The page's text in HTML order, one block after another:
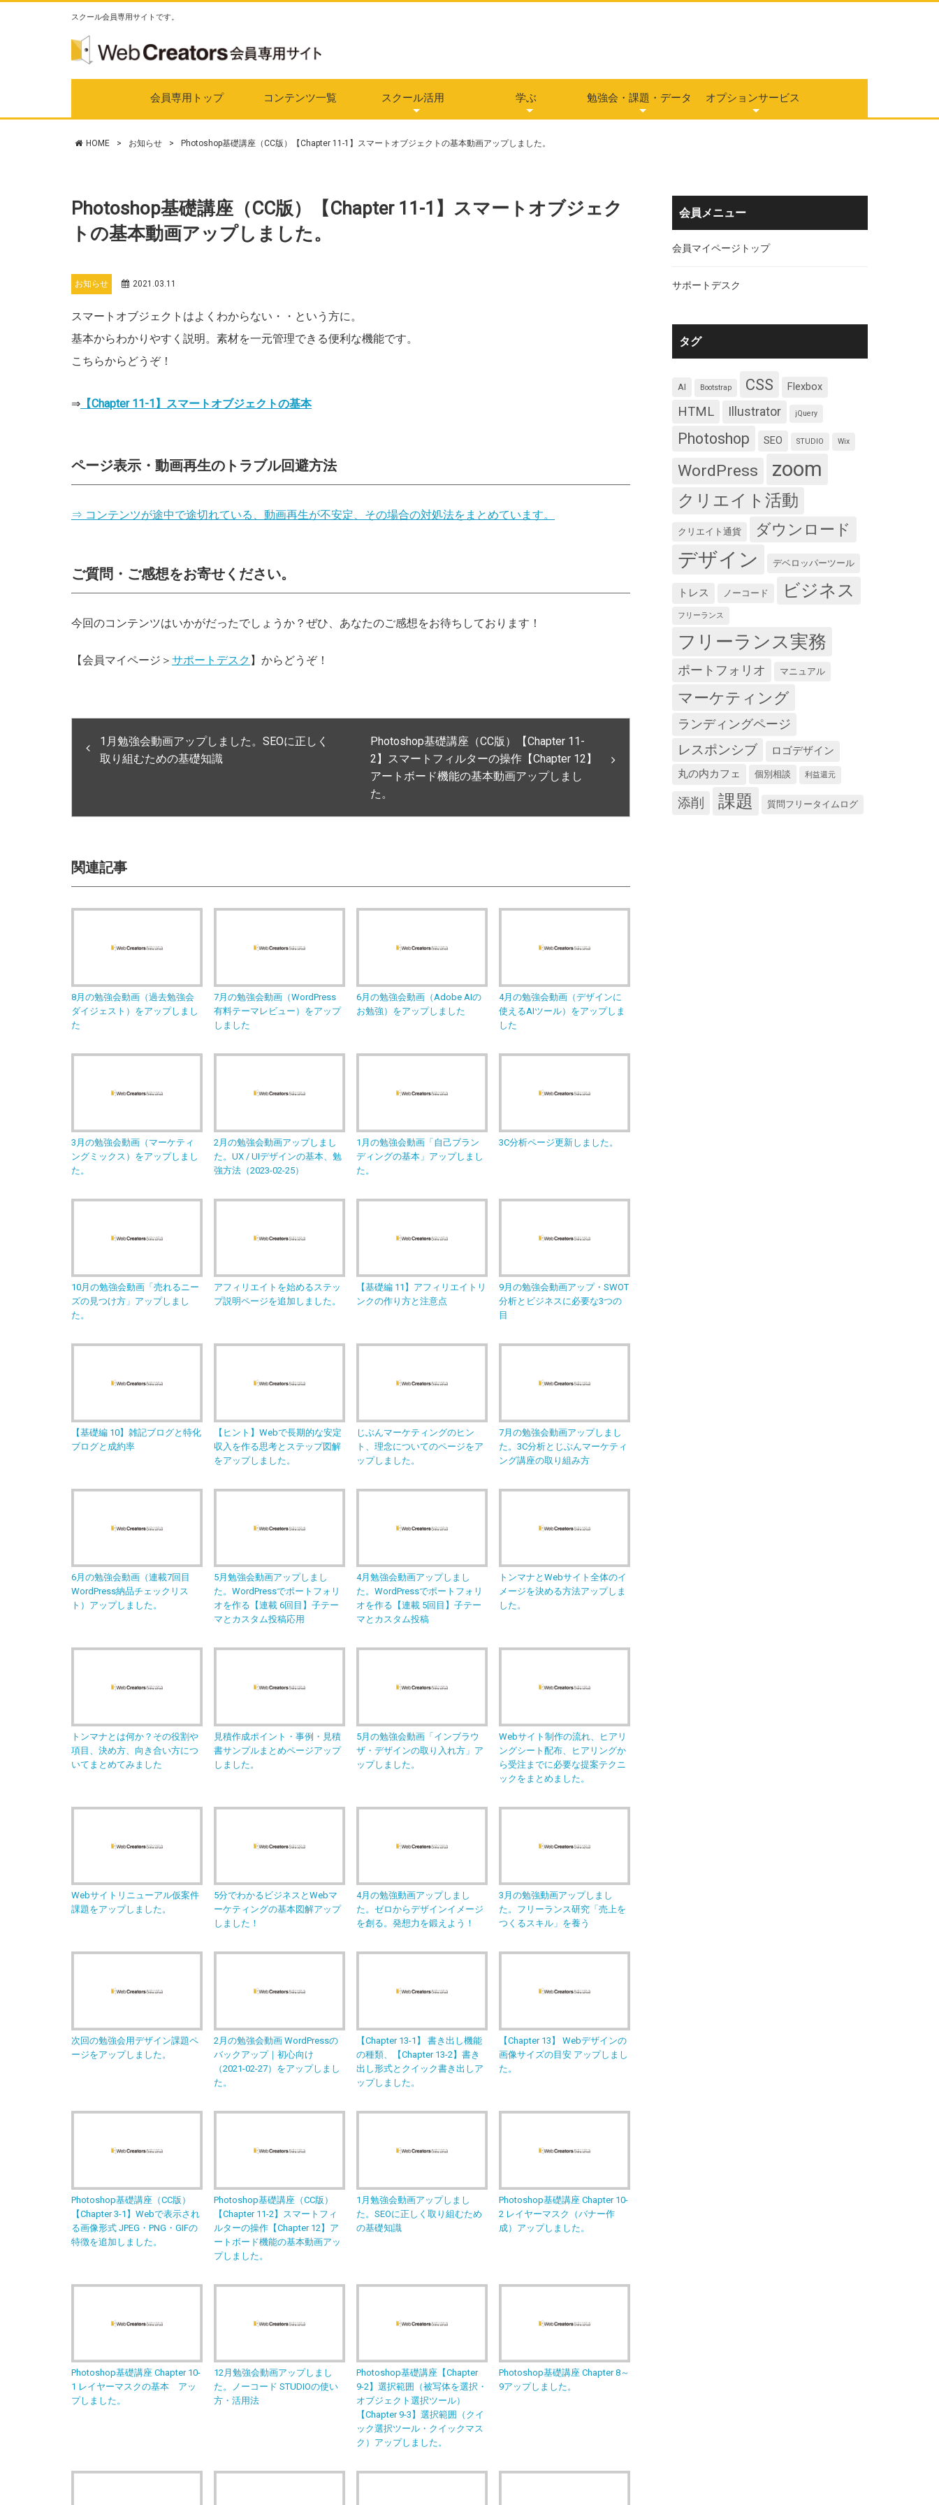
スクール会員専用サイトです。
会員専用トップ コンテンツ一覧 スクール活用
学長通信バックナンバー
学ぶ
じぶんマーケティング講座
アフィリエイト講座
Webマーケティング講座
Webサイト制作全般
Photoshop基礎講座（CC版）
HTML・CSS講座（入門編）
HTML・CSS講座（中級編）
Webデザイン講座（CS6版）
レスポンシブWebデザイン講座
WordPress講座（オリジナルテーマ編）
ノンデザイナー プロなみコース
勉強会・課題・データ オプションサービス
HOME > お知らせ > Photoshop基礎講座（CC版）【Chapter 11-1】スマートオブジェクトの基本動画アップしました。
Photoshop基礎講座（CC版）【Chapter 11-1】スマートオブジェク
トの基本動画アップしました。
お知らせ 2021.03.11
スマートオブジェクトはよくわからない・・という方に。
基本からわかりやすく説明。素材を一元管理できる便利な機能です。
こちらからどうぞ！
⇒ 【Chapter 11-1】スマートオブジェクトの基本
ページ表示・動画再生のトラブル回避方法
⇒ コンテンツが途中で途切れている、動画再生が不安定、その場合の対処法をまとめています。
ご質問・ご感想をお寄せください。
今回のコンテンツはいかがだったでしょうか？ぜひ、あなたのご感想をお待ちしております！
【会員マイページ＞ サポートデスク 】からどうぞ！
1月勉強会動画アップしました。SEOに正しく
取り組むための基礎知識
Photoshop基礎講座（CC版）【Chapter 11-
2】スマートフィルターの操作【Chapter 12】
アートボード機能の基本動画アップしまし
た。
関連記事
8月の勉強会動画（過去勉強会
ダイジェスト）をアップしまし
た
7月の勉強会動画（WordPress
有料テーマレビュー）をアップ
しました
6月の勉強会動画（Adobe AIの
お勉強）をアップしました
4月の勉強会動画（デザインに
使えるAIツール）をアップしま
した
3月の勉強会動画（マーケティ
ングミックス）をアップしまし
た。
2月の勉強会動画アップしまし
た。UX / UIデザインの基本、勉
強方法（2023-02-25）
1月の勉強会動画「自己ブラン
ディングの基本」アップしまし
た。
3C分析ページ更新しました。
10月の勉強会動画「売れるニー
ズの見つけ方」アップしまし
た。
アフィリエイトを始めるステッ
プ説明ページを追加しました。
【基礎編 11】アフィリエイトリ
ンクの作り方と注意点
9月の勉強会動画アップ・SWOT
分析とビジネスに必要な3つの
目
【基礎編 10】雑記ブログと特化
ブログと成約率
【ヒント】Webで長期的な安定
収入を作る思考とステップ図解
をアップしました。
じぶんマーケティングのヒン
ト、理念についてのページをア
ップしました。
7月の勉強会動画アップしまし
た。3C分析とじぶんマーケティ
ング講座の取り組み方
6月の勉強会動画（連載7回目
WordPress納品チェックリス
ト）アップしました。
5月勉強会動画アップしまし
た。WordPressでポートフォリ
オを作る【連載 6回目】子テー
マとカスタム投稿応用
4月勉強会動画アップしまし
た。WordPressでポートフォリ
オを作る【連載 5回目】子テー
マとカスタム投稿
トンマナとWebサイト全体のイ
メージを決める方法アップしま
した。
トンマナとは何か？その役割や
項目、決め方、向き合い方につ
いてまとめてみました
見積作成ポイント・事例・見積
書サンプルまとめページアップ
しました。
5月の勉強会動画「インブラウ
ザ・デザインの取り入れ方」ア
ップしました。
Webサイト制作の流れ、ヒアリ
ングシート配布、ヒアリングか
ら受注までに必要な提案テクニ
ックをまとめました。
Webサイトリニューアル仮案件
課題をアップしました。
5分でわかるビジネスとWebマ
ーケティングの基本図解アップ
しました！
4月の勉強動画アップしまし
た。ゼロからデザインイメージ
を創る。発想力を鍛えよう！
3月の勉強動画アップしまし
た。フリーランス研究「売上を
つくるスキル」を養う
次回の勉強会用デザイン課題ペ
ージをアップしました。
2月の勉強会動画 WordPressの
バックアップ｜初心向け
（2021-02-27）をアップしまし
た。
【Chapter 13-1】 書き出し機能
の種類、【Chapter 13-2】書き
出し形式とクイック書き出しア
ップしました。
【Chapter 13】 Webデザインの
画像サイズの目安 アップしまし
た。
Photoshop基礎講座（CC版）
【Chapter 3-1】Webで表示され
る画像形式 JPEG・PNG・GIFの
特徴を追加しました。
Photoshop基礎講座（CC版）
【Chapter 11-2】スマートフィ
ルターの操作【Chapter 12】ア
ートボード機能の基本動画アッ
プしました。
1月勉強会動画アップしまし
た。SEOに正しく取り組むため
の基礎知識
Photoshop基礎講座 Chapter 10-
2 レイヤーマスク（バナー作
成）アップしました。
Photoshop基礎講座 Chapter 10-
1 レイヤーマスクの基本 アッ
プしました。
12月勉強会動画アップしまし
た。ノーコード STUDIOの使い
方・活用法
Photoshop基礎講座【Chapter
9-2】選択範囲（被写体を選択・
オブジェクト選択ツール）
【Chapter 9-3】選択範囲（クイ
ック選択ツール・クイックマス
ク）アップしました。
Photoshop基礎講座 Chapter 8～
9アップしました。
会員メニュー
会員マイページトップ
サポートデスク
タグ
AI Bootstrap CSS Flexbox
HTML Illustrator jQuery
Photoshop SEO STUDIO Wix
WordPress zoom
クリエイト活動
クリエイト通貨 ダウンロード
デザイン デベロッパーツール
トレス ノーコード ビジネス
フリーランス
フリーランス実務
ポートフォリオ マニュアル
マーケティング
ランディングページ
レスポンシブ
ロゴデザイン
丸の内カフェ
個別相談 利益還元
添削 課題 質問フリータイムログ